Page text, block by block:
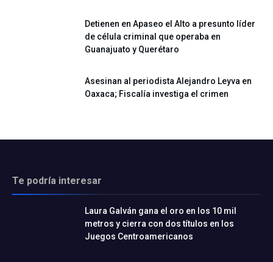
Detienen en Apaseo el Alto a presunto líder
de célula criminal que operaba en
Guanajuato y Querétaro
Asesinan al periodista Alejandro Leyva en
Oaxaca; Fiscalía investiga el crimen
Te podría interesar
Laura Galván gana el oro en los 10 mil
metros y cierra con dos títulos en los
Juegos Centroamericanos